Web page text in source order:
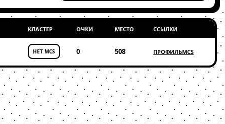
КЛАСТЕР ОЧКИ МЕСТО ССЫЛКИ
НЕТ MCS 0 508 ПРОФИЛЬMCS